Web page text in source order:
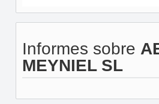
Informes sobre
MEYNIEL SL